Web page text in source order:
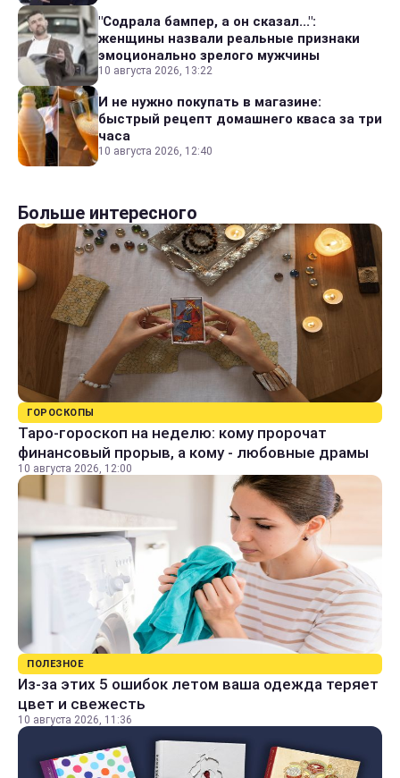
"Содрала бампер, а он сказал...":
женщины назвали реальные признаки
эмоционально зрелого мужчины
10 августа 2026, 13:22
И не нужно покупать в магазине:
быстрый рецепт домашнего кваса за три
часа
10 августа 2026, 12:40
Больше интересного
ГОРОСКОПЫ
Таро-гороскоп на неделю: кому пророчат
финансовый прорыв, а кому - любовные драмы
10 августа 2026, 12:00
ПОЛЕЗНОЕ
Из-за этих 5 ошибок летом ваша одежда теряет
цвет и свежесть
10 августа 2026, 11:36